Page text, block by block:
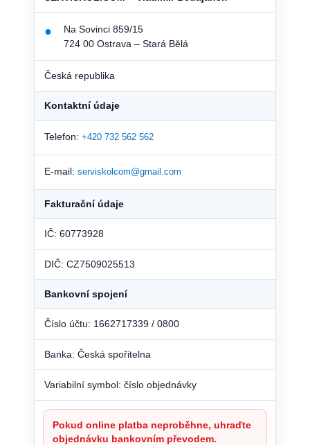
●
Na Sovinci 859/15
724 00 Ostrava – Stará Bělá
Česká republika
Kontaktní údaje
Telefon: +420 732 562 562
E-mail: serviskolcom@gmail.com
Fakturační údaje
IČ: 60773928
DIČ: CZ7509025513
Bankovní spojení
Číslo účtu: 1662717339 / 0800
Banka: Česká spořitelna
Variabilní symbol: číslo objednávky
Pokud online platba neproběhne, uhraďte
objednávku bankovním převodem.